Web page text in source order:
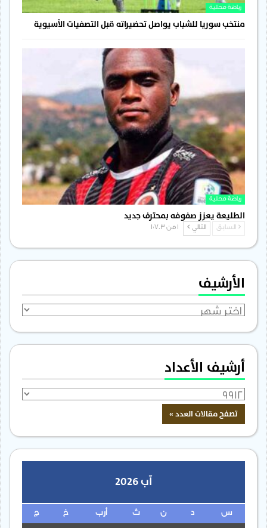
رياضة محلية
منتخب سوريا للشباب يواصل تحضيراته قبل التصفيات الآسيوية
رياضة محلية
الطليعة يعزز صفوفه بمحترف جديد
السابق التالي
الأرشيف
الأرشيف
أرشيف الأعداد
آب 2026
س ن ث أرب خ ج